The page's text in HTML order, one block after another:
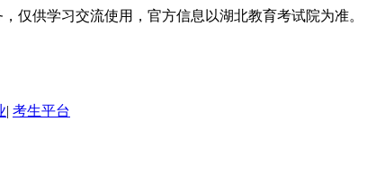
仅供学习交流使用，官方信息以湖北教育考试院为准。
| 考生平台